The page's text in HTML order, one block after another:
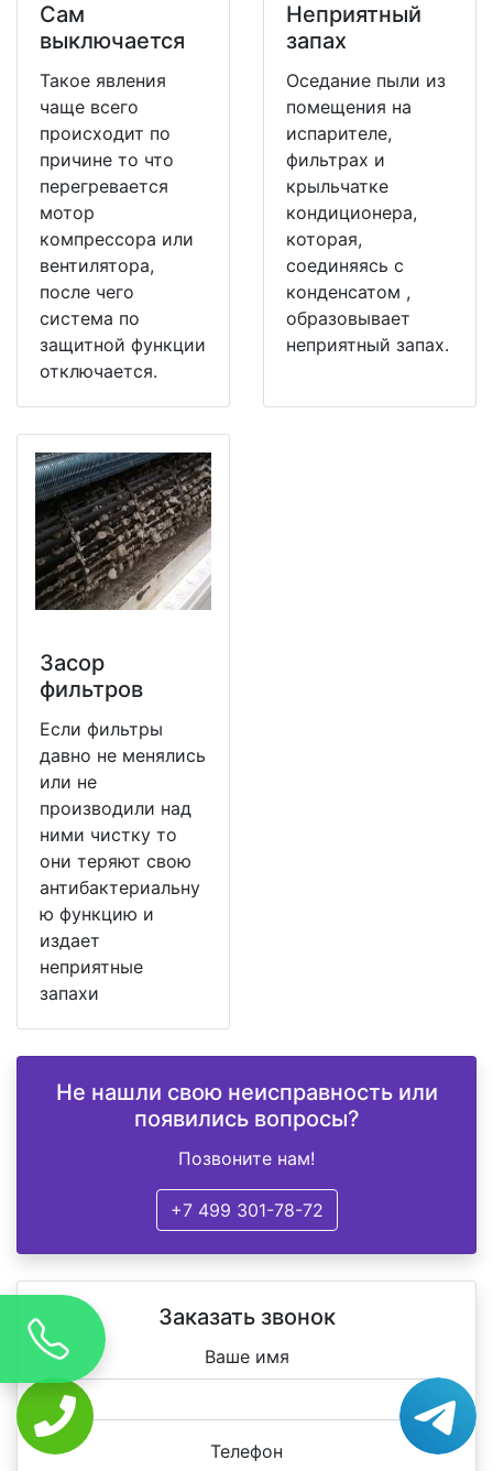
Сам
выключается
Такое явления
чаще всего
происходит по
причине то что
перегревается
мотор
компрессора или
вентилятора,
после чего
система по
защитной функции
отключается.
Неприятный
запах
Оседание пыли из
помещения на
испарителе,
фильтрах и
крыльчатке
кондиционера,
которая,
соединяясь с
конденсатом ,
образовывает
неприятный запах.
Засор
фильтров
Если фильтры
давно не менялись
или не
производили над
ними чистку то
они теряют свою
антибактериальну
ю функцию и
издает
неприятные
запахи
Не нашли свою неисправность или
появились вопросы?
Позвоните нам!
+7 499 301-78-72
Заказать звонок
Ваше имя
Телефон